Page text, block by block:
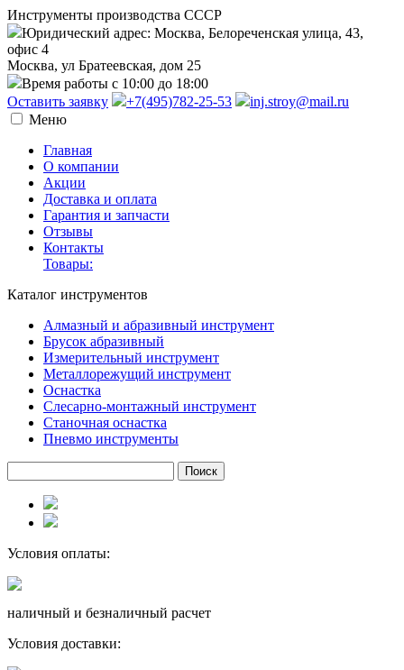
Инструменты производства СССР
Юридический адрес: Москва, Белореченская улица, 43,
офис 4
Москва, ул Братеевская, дом 25
Время работы с 10:00 до 18:00
Оставить заявку
+7(495)782-25-53
inj.stroy@mail.ru
Меню
Главная
О компании
Акции
Доставка и оплата
Гарантия и запчасти
Отзывы
Контакты
Товары:
Каталог инструментов
Алмазный и абразивный инструмент
Брусок абразивный
Измерительный инструмент
Металлорежущий инструмент
Оснастка
Слесарно-монтажный инструмент
Станочная оснастка
Пневмо инструменты
Условия оплаты:
наличный и безналичный расчет
Условия доставки: